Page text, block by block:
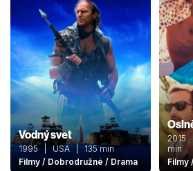
Vodný svet
1995 | USA | 135 min
Filmy / Dobrodružné / Drama
2015
min
Filmy